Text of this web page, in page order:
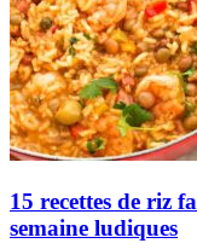
15 recettes de riz
semaine ludiques